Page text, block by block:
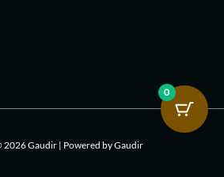
Gaudir | Powered by Gaudir
0